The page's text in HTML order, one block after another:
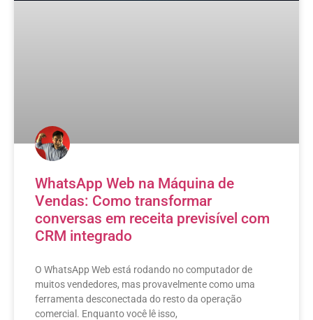
WhatsApp Web na Máquina de
Vendas: Como transformar
conversas em receita previsível com
CRM integrado
O WhatsApp Web está rodando no computador de
muitos vendedores, mas provavelmente como uma
ferramenta desconectada do resto da operação
comercial. Enquanto você lê isso,